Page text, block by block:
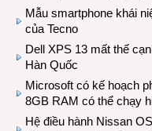
Mẫu smartphone khái
của Tecno
Dell XPS 13 mất thế
Hàn Quốc
Microsoft có kế hoạch
8GB RAM có thể chạy
Hệ điều hành Nissan